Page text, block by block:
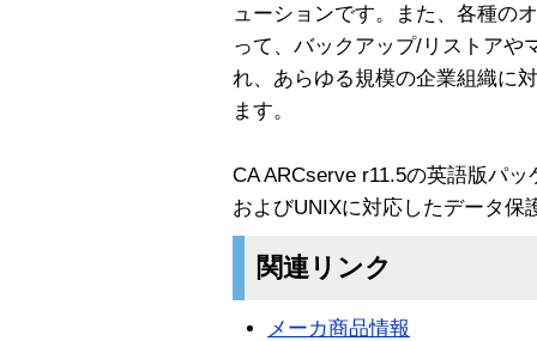
ューションです。また、各種の
って、バックアップ/リストアや
れ、あらゆる規模の企業組織に
ます。
CA ARCserve r11.5の英語版パ
およびUNIXに対応したデータ保
関連リンク
メーカ商品情報